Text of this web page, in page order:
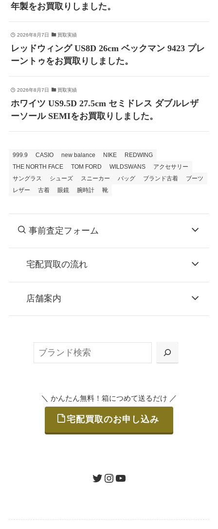
年製をお買取りしました。
2026年8月7日 買取実績
レッドウィング US8D 26cm ベックマン 9423 プレ
ーントゥをお買取りしました。
2026年8月7日 買取実績
ホワイツ US9.5D 27.5cm セミドレス ダブルレザ
ーソール SEMIをお買取りしました。
999.9 CASIO new balance NIKE
REDWING
THE NORTH FACE
TOM FORD WILDSWANS
アクセサリー
サングラス
シューズ スニーカー バッグ ブランド古着
ブーツ
レザー
古着 眼鏡 腕時計 靴
事前査定フォーム
宅配買取の流れ
お申込み
または梱包材不要の「集荷申込」からお選び
ご発送
店舗案内
＼ かんたん無料！箱につめて送るだけ ／
宅配買取のお申し込み
ツイッターインスタグラムユーチューブ